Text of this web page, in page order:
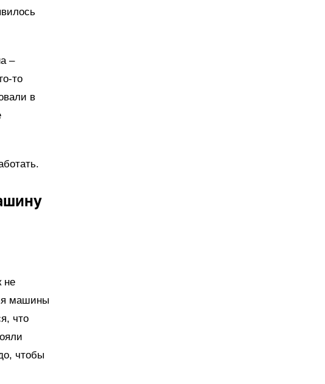
–
то
в
не
машины
что
чтобы